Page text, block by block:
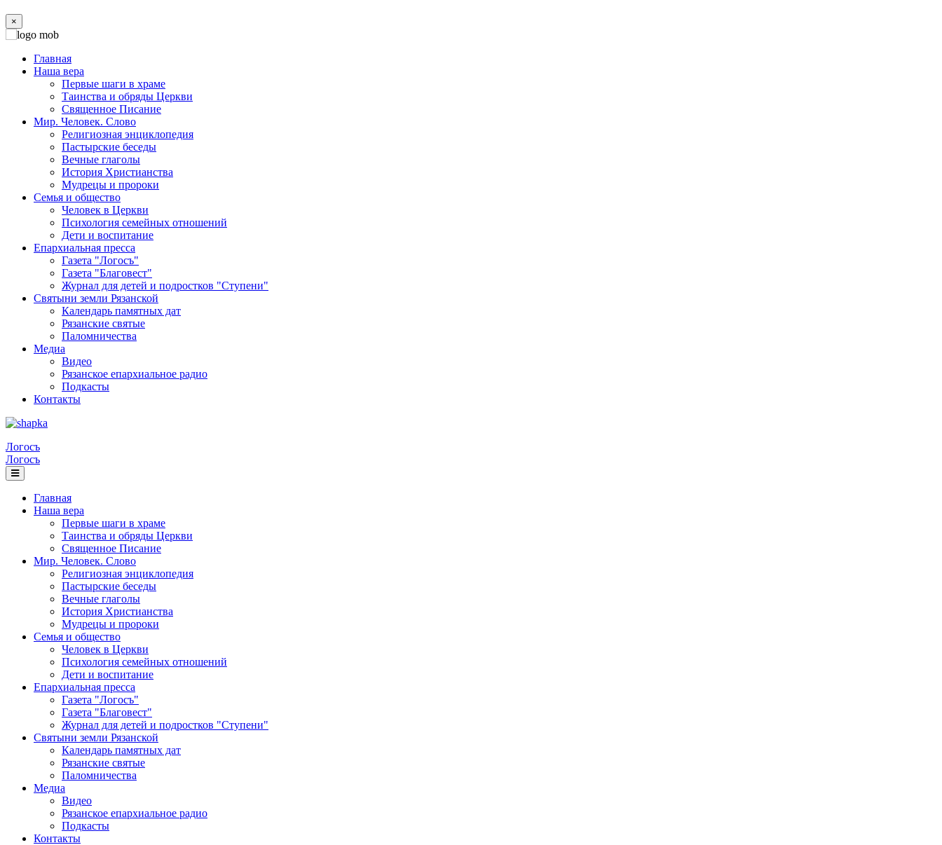
×
Главная
Наша вера
Первые шаги в храме
Таинства и обряды Церкви
Священное Писание
Мир. Человек. Слово
Религиозная энциклопедия
Пастырские беседы
Вечные глаголы
История Христианства
Мудрецы и пророки
Семья и общество
Человек в Церкви
Психология семейных отношений
Дети и воспитание
Епархиальная пресса
Газета "Логосъ"
Газета "Благовест"
Журнал для детей и подростков "Ступени"
Святыни земли Рязанской
Календарь памятных дат
Рязанские святые
Паломничества
Медиа
Видео
Рязанское епархиальное радио
Подкасты
Контакты
Логосъ
Логосъ
Главная
Наша вера
Первые шаги в храме
Таинства и обряды Церкви
Священное Писание
Мир. Человек. Слово
Религиозная энциклопедия
Пастырские беседы
Вечные глаголы
История Христианства
Мудрецы и пророки
Семья и общество
Человек в Церкви
Психология семейных отношений
Дети и воспитание
Епархиальная пресса
Газета "Логосъ"
Газета "Благовест"
Журнал для детей и подростков "Ступени"
Святыни земли Рязанской
Календарь памятных дат
Рязанские святые
Паломничества
Медиа
Видео
Рязанское епархиальное радио
Подкасты
Контакты